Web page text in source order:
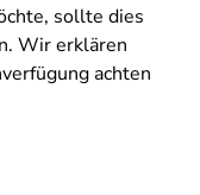
sollte dies
Wir erklären
achten